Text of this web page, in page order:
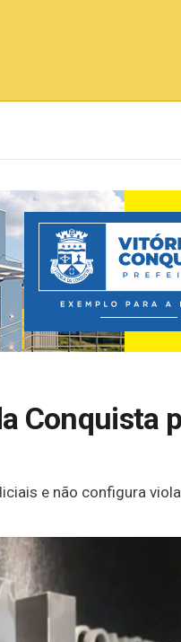
Conquista
e não configura